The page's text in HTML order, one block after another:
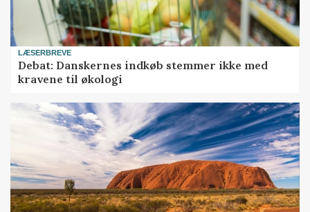
LÆSERBREVE
Debat: Danskernes indkøb stemmer ikke med
kravene til økologi